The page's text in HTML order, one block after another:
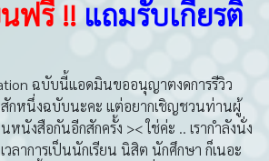
นฟรี !! แถมรับเกียรติ
ฉบับนี้แอดมินขออนุญาตงดการรีวิว
กหนึ่งฉบับนะคะ แต่อยากเชิญชวนท่านผู้
หนังสือกันอีกสักครั้ง >< ใช่ค่ะ .. เรากำลังนั่ง
ลาการเป็นนักเรียน นิสิต นักศึกษา ก็เนอะ